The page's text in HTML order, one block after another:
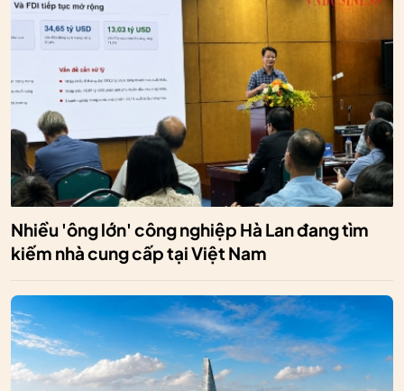
Nhiều 'ông lớn' công nghiệp Hà Lan đang tìm
kiếm nhà cung cấp tại Việt Nam